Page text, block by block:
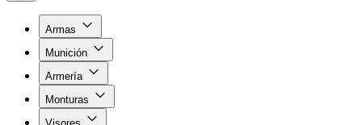
Armas
Munición
Armería
Monturas